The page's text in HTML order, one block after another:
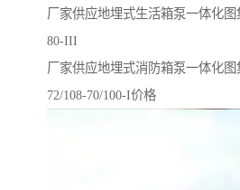
厂家供应地埋式生活箱泵一体化图
80-III
厂家供应地埋式消防箱泵一体化图
72/108-70/100-I价格